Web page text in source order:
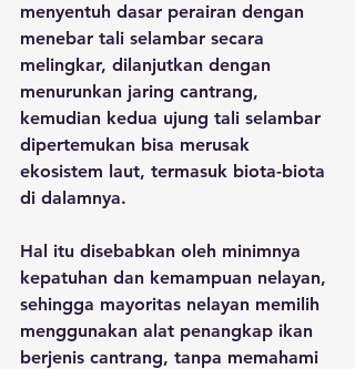
menyentuh dasar perairan dengan
menebar tali selambar secara
melingkar, dilanjutkan dengan
menurunkan jaring cantrang,
kemudian kedua ujung tali selambar
dipertemukan bisa merusak
ekosistem laut, termasuk biota-biota
di dalamnya.
Hal itu disebabkan oleh minimnya
kepatuhan dan kemampuan nelayan,
sehingga mayoritas nelayan memilih
menggunakan alat penangkap ikan
berjenis cantrang, tanpa memahami